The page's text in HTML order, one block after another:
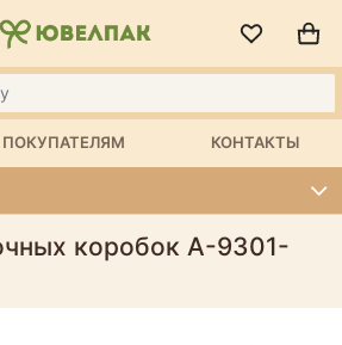
ПОКУПАТЕЛЯМ КОНТАКТЫ
коробок А-9301-